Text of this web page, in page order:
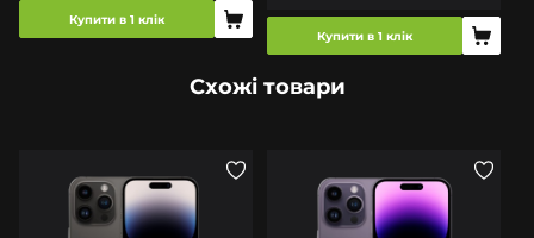
Купити в 1 клік
Купити в 1 клік
Схожі товари